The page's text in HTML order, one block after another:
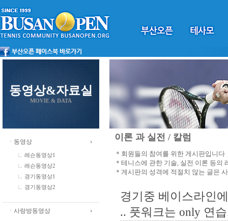
동영상&자료실
MOVIE & DATA
ㆍ동영상
레슨동영상1
레슨동영상2
경기동영상1
경기동영상2
ㆍ사랑방동영상
이론 과 실전 / 칼럼
＊회원들의 참여를 위한 게시판입니다
＊테니스에 관한 기술, 실전 이론 등의
＊게시판의 성격에 적절치 않는 글은
경기중 베이스라인
.. 풋워크는 only 연